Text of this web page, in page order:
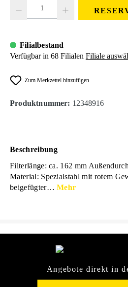
Filialbestand
Verfügbar in 68 Filialen Filiale
Zum Merkzettel hinzufügen
Produktnummer: 12348916
Beschreibung
Filterlänge: ca. 162 mm
Material: Spezialstahl mit rotem
beigefügter…Mehr
Angebote direkt in